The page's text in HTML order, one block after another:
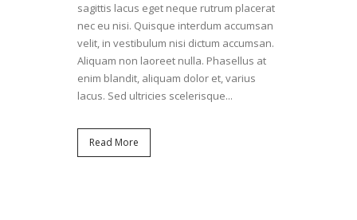
sagittis lacus eget neque rutrum placerat
nec eu nisi. Quisque interdum accumsan
velit, in vestibulum nisi dictum accumsan.
Aliquam non laoreet nulla. Phasellus at
enim blandit, aliquam dolor et, varius
lacus. Sed ultricies scelerisque...
Read More